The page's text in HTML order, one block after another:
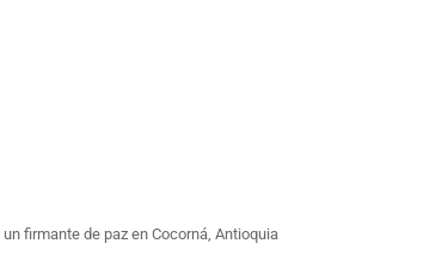
firmante de paz en Cocorná, Antioquia